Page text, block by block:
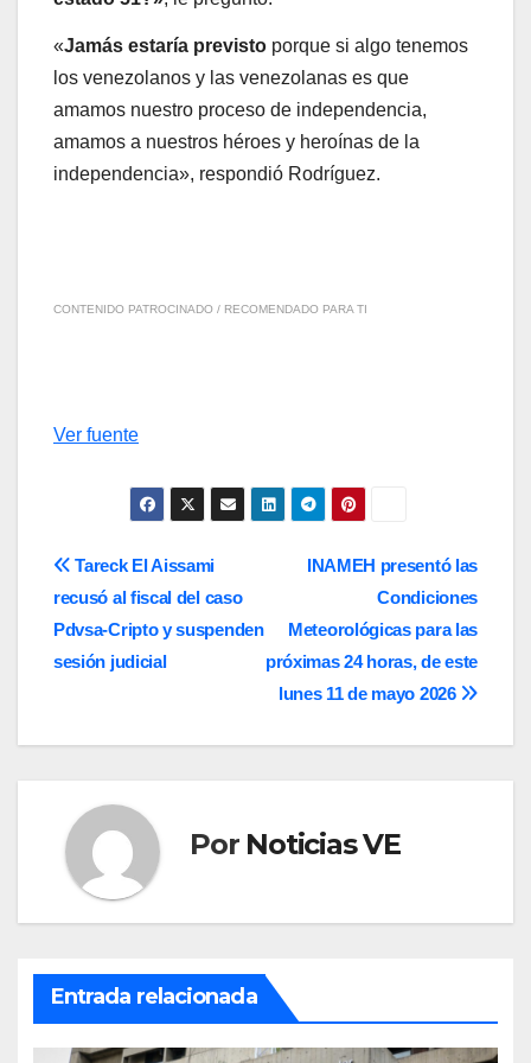
«Jamás estaría previsto porque si algo tenemos
los venezolanos y las venezolanas es que
amamos nuestro proceso de independencia,
amamos a nuestros héroes y heroínas de la
independencia», respondió Rodríguez.
CONTENIDO PATROCINADO / RECOMENDADO PARA TI
Ver fuente
Navegación
de
entradas
INAMEH presentó las
Condiciones
Meteorológicas para las
próximas 24 horas, de este
lunes 11 de mayo 2026
Tareck El Aissami
recusó al fiscal del caso
Pdvsa-Cripto y suspenden
sesión judicial
Por Noticias VE
Entrada relacionada